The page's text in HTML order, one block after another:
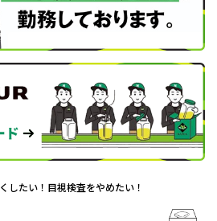
したい！目視検査をやめたい！